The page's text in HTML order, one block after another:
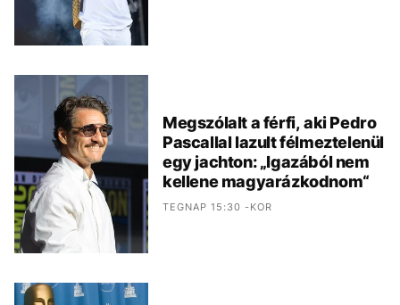
Megszólalt a férfi, aki Pedro
Pascallal lazult félmeztelenül
egy jachton: „Igazából nem
kellene magyarázkodnom“
TEGNAP 15:30 -KOR